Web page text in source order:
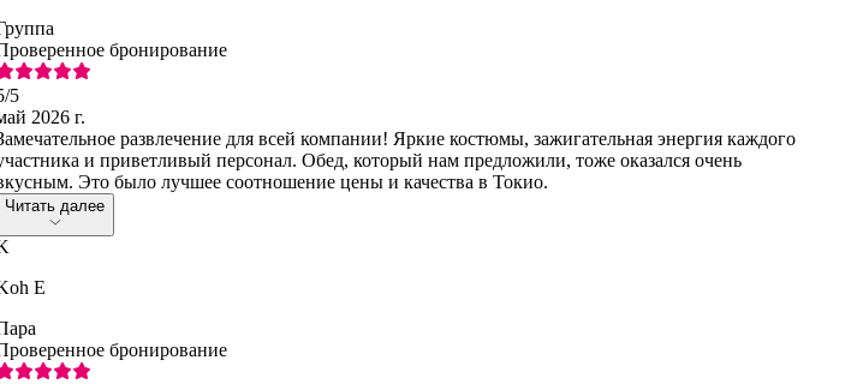
бронирование
/5
2026 г.
развлечение для всей компании! Яркие костюмы, зажигательная энергия каждого
и приветливый персонал. Обед, который нам предложили, тоже оказался очень
Это было лучшее соотношение цены и качества в Токио.
Читать далее
E
бронирование